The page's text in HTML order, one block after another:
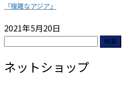
「複雑なアジア」
2021年5月20日
検
ネットショップ